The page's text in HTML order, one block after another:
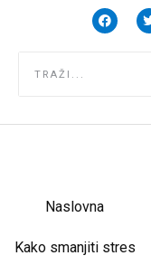
Naslovna
Kako smanjiti stres